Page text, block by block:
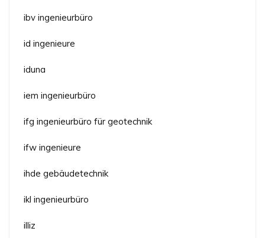
ibv ingenieurbüro
id ingenieure
iduna
iem ingenieurbüro
ifg ingenieurbüro für geotechnik
ifw ingenieure
ihde gebäudetechnik
ikl ingenieurbüro
illiz